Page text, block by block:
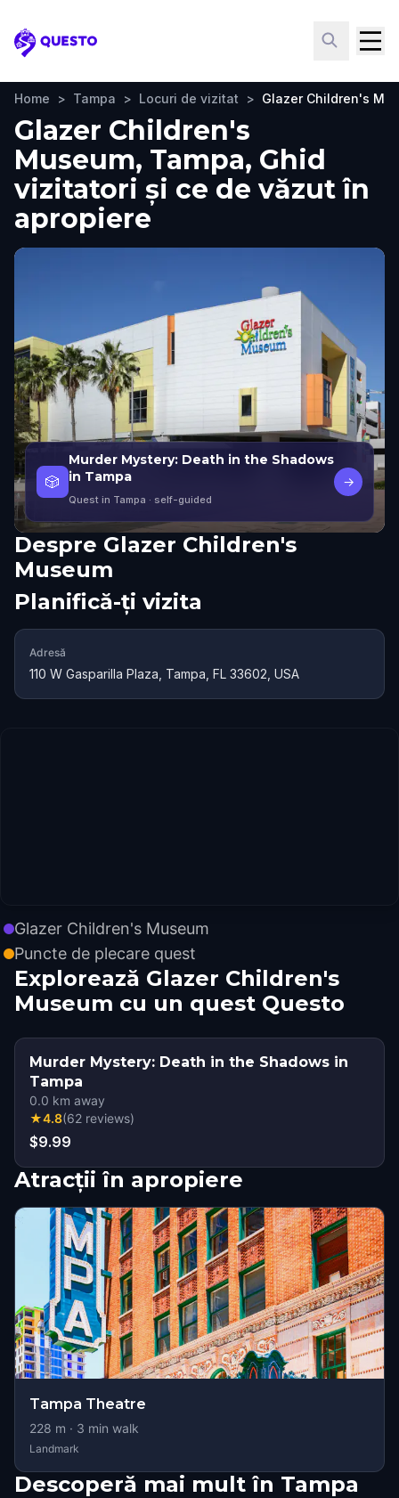
Questo
Home > Tampa > Locuri de vizitat > Glazer Children's
Glazer Children's
Museum, Tampa, Ghid
vizitatori și ce de văzut în
apropiere
🎲
Murder Mystery: Death in the Shadows
in Tampa
Quest in Tampa · self-guided
→
Despre Glazer Children's
Museum
Planifică-ți vizita
Adresă
110 W Gasparilla Plaza, Tampa, FL 33602, USA
Glazer Children's Museum
Puncte de plecare quest
Explorează Glazer Children's
Museum cu un quest Questo
Murder Mystery: Death in the Shadows in
Tampa
0.0 km away
★4.8(62 reviews)
$9.99
Atracții în apropiere
Tampa Theatre
228 m · 3 min walk
Landmark
Descoperă mai mult în Tampa